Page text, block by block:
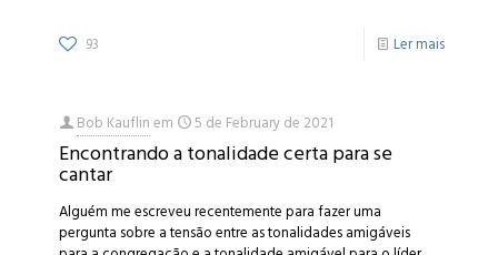
93 Ler mais
Bob Kauflinem 5 de February de 2021
Encontrando a tonalidade certa para se
cantar
Alguém me escreveu recentemente para fazer uma
pergunta sobre a tensão entre as tonalidades amigáveis